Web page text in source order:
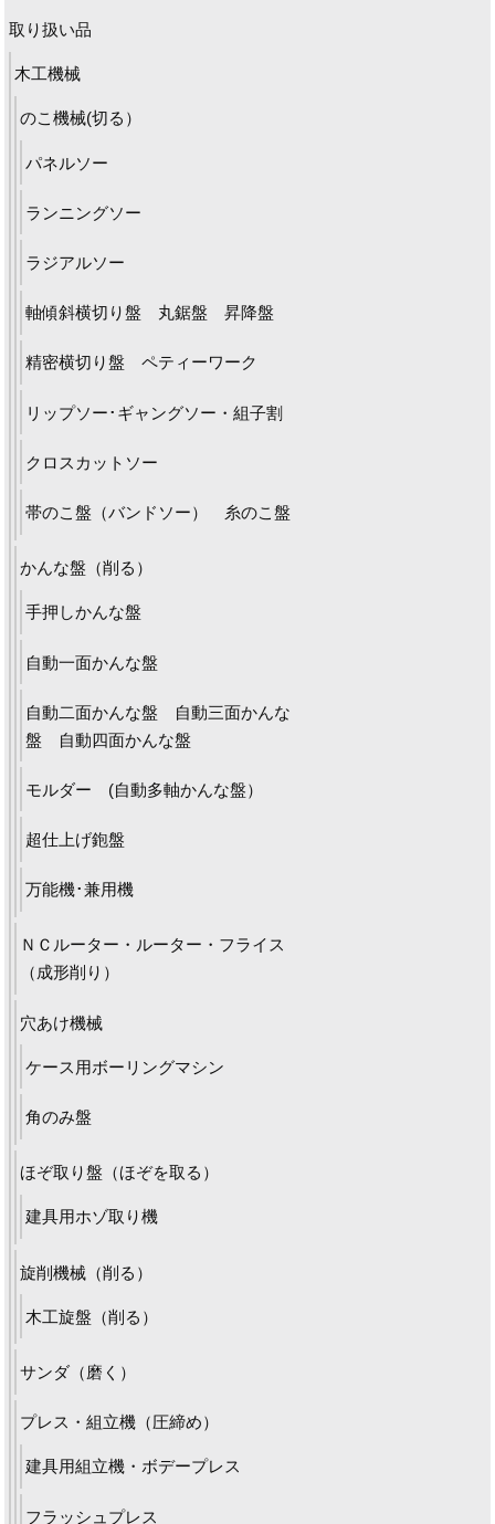
取り扱い品
木工機械
のこ機械(切る）
パネルソー
ランニングソー
ラジアルソー
軸傾斜横切り盤 丸鋸盤 昇降盤
精密横切り盤 ペティーワーク
リップソー･ギャングソー・組子割
クロスカットソー
帯のこ盤（バンドソー） 糸のこ盤
かんな盤（削る）
手押しかんな盤
自動一面かんな盤
自動二面かんな盤 自動三面かんな
盤 自動四面かんな盤
モルダー (自動多軸かんな盤）
超仕上げ鉋盤
万能機･兼用機
ＮＣルーター・ルーター・フライス
（成形削り）
穴あけ機械
ケース用ボーリングマシン
角のみ盤
ほぞ取り盤（ほぞを取る）
建具用ホゾ取り機
旋削機械（削る）
木工旋盤（削る）
サンダ（磨く）
プレス・組立機（圧締め）
建具用組立機・ボデープレス
フラッシュプレス